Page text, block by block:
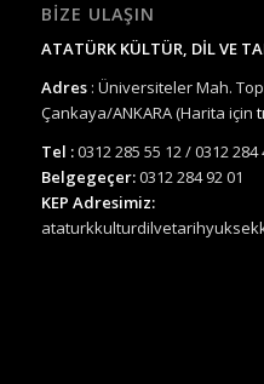
BIZE ULAŞIN
ATATÜRK KÜLTÜR, DİL VE
Adres : Üniversiteler Mah.
Çankaya/ANKARA (Harita için
Tel :0312 285 55 12 / 0312 284
Belgegeçer:0312 284 92 01
KEP Adresimiz: